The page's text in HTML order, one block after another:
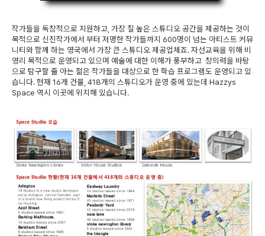
작가들을 독창적으로 지원하고, 가장 질 높은 스튜디오 공간을 제공하는 것이
목적으로 신진작가에서 부터 저명한 작가들까지 600명이 넘는 아티스트 커뮤
니티와 함께 하는 영국에서 가장 큰 스튜디오 제공업체죠. 자선교육을 위해 비
영리 목적으로 운영되고 있으며 예술에 대한 이해가 풍부하고 창의력을 바탕
으로 탐구할 줄 아는 젊은 작가들을 대상으로 한 학습 프로그램도 운영되고 있
습니다. 현재 16개 건물, 418개의 스튜디오가 운영 중에 있는데 Hazzys
Space 역시 이곳에 위치해 있습니다.